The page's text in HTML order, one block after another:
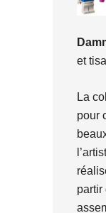
et
La
pour
partir